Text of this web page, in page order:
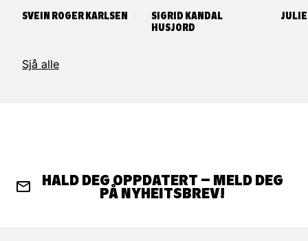
SVEIN ROGER KARLSEN
SIGRID KANDAL
HUSJORD
Sjå alle
HALD DEG OPPDATERT – MELD DEG
PÅ NYHEITSBREV!